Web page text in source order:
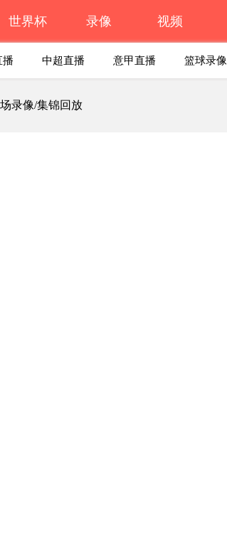
世界杯 录像 视频
播 中超直播 意甲直播 篮球录像
录像/集锦回放